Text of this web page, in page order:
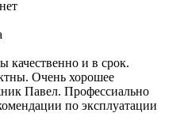
и в срок.
Очень хорошее
Павел. Профессиально
по эксплуатации